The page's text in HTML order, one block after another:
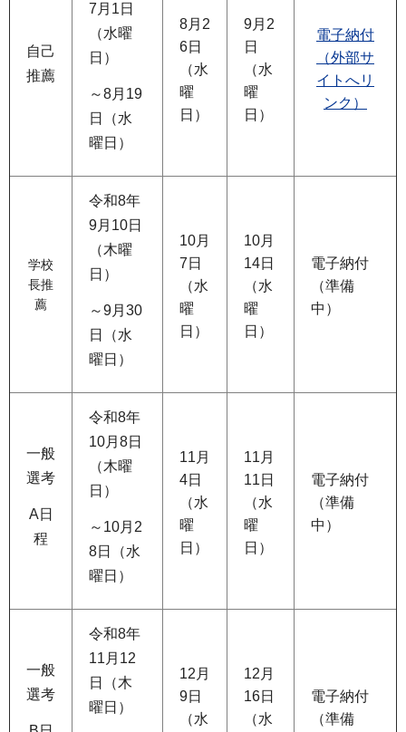
自己
推薦
7月1日
（水曜
日）
～8月19
日（水
曜日）
8月2
6日
（水
曜
日）
9月2
日
（水
曜
日）
電子納付
（外部サ
イトへリ
ンク）
学校
長推
薦
令和8年
9月10日
（木曜
日）
～9月30
日（水
曜日）
10月
7日
（水
曜
日）
10月
14日
（水
曜
日）
電子納付
（準備
中）
一般
選考
A日
程
令和8年
10月8日
（木曜
日）
～10月2
8日（水
曜日）
11月
4日
（水
曜
日）
11月
11日
（水
曜
日）
電子納付
（準備
中）
一般
選考
令和8年
11月12
日（木
曜日）
12月
9日
（水
12月
16日
（水
電子納付
（準備